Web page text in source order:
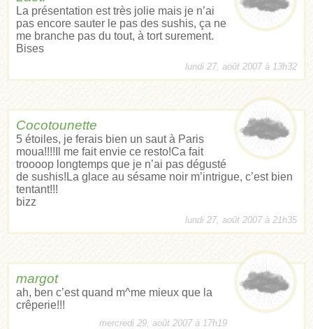
La présentation est très jolie mais je n’ai
pas encore sauter le pas des sushis, ça ne
me branche pas du tout, à tort surement.
Bises
lundi 27, août 2007 à 13h32
Cocotounette
5 étoiles, je ferais bien un saut à Paris
moua!!!!Il me fait envie ce resto!Ca fait
troooop longtemps que je n’ai pas dégusté
de sushis!La glace au sésame noir m’intrigue, c’est bien
tentant!!!
bizz
lundi 27, août 2007 à 21h35
margot
ah, ben c’est quand m^me mieux que la
crêperie!!!
mercredi 29, août 2007 à 17h19